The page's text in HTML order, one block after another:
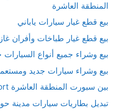
المنطقة العاشرة
بيع قطع غيار سيارات ياباني
بيع قطع غيار طباخات وأفران غاز
بيع وشراء جميع أنواع
بيع وشراء سيارات جديد
بين سبورت المنطقة العاشرة Bein sport في الكويت
تبديل بطاريات سيارات مدينة